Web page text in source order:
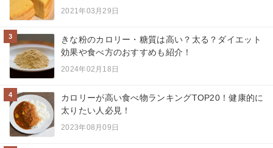
2021年03月29日
3
きな粉のカロリー・糖質は高い？太る？ダイエット
効果や食べ方のおすすめも紹介！
2024年02月18日
4
カロリーが高い食べ物ランキングTOP20！健康的に
太りたい人必見！
2023年08月09日